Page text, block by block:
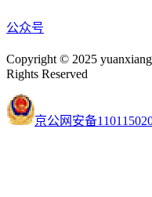
公众号
Copyright © 2025
Rights Reserved
京公网安备